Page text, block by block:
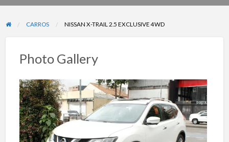
problema
CARROS NISSAN X-TRAIL 2.5 EXCLUSIVE 4WD
Photo Gallery